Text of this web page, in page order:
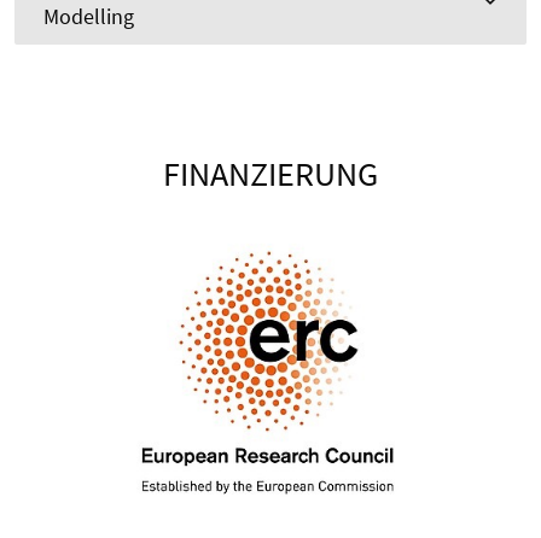
Modelling
FINANZIERUNG